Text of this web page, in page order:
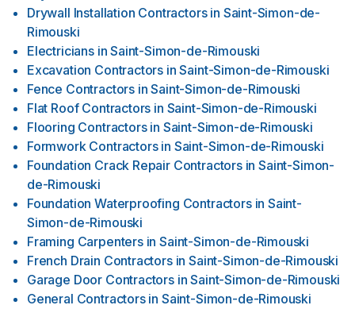
Drywall Installation Contractors in Saint-Simon-de-
Rimouski
Electricians in Saint-Simon-de-Rimouski
Excavation Contractors in Saint-Simon-de-Rimouski
Fence Contractors in Saint-Simon-de-Rimouski
Flat Roof Contractors in Saint-Simon-de-Rimouski
Flooring Contractors in Saint-Simon-de-Rimouski
Formwork Contractors in Saint-Simon-de-Rimouski
Foundation Crack Repair Contractors in Saint-Simon-
de-Rimouski
Foundation Waterproofing Contractors in Saint-
Simon-de-Rimouski
Framing Carpenters in Saint-Simon-de-Rimouski
French Drain Contractors in Saint-Simon-de-Rimouski
Garage Door Contractors in Saint-Simon-de-Rimouski
General Contractors in Saint-Simon-de-Rimouski